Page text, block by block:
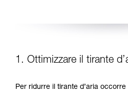
1. Ottimizzare il tirante
Per ridurre il tirante d’aria